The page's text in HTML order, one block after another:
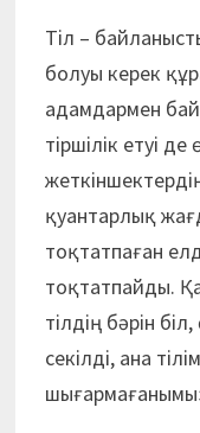
Тіл –
болуы керек
адамдармен
тіршілік етуі де
қуантарлық
тоқтатпаған
тоқтатпайды.
тілдің бәрін
секілді, ана